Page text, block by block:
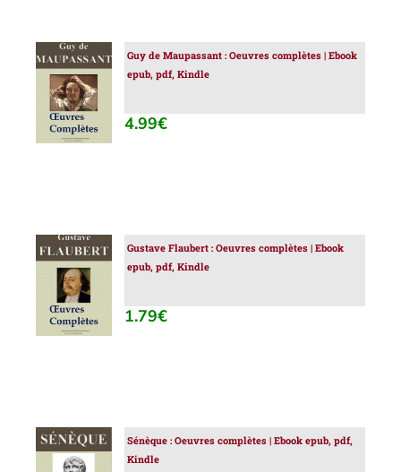
AJOUTER
AU
PANIER
/
DÉTAILS
Guy de Maupassant : Oeuvres complètes | Ebook
epub, pdf, Kindle
4.99€
AJOUTER
AU
PANIER
/
DÉTAILS
Gustave Flaubert : Oeuvres complètes | Ebook
epub, pdf, Kindle
1.79€
AJOUTER
AU
Sénèque : Oeuvres complètes | Ebook epub, pdf,
Kindle